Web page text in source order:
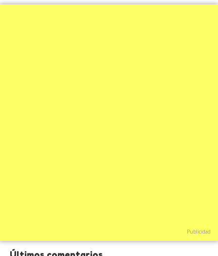
Publicidad